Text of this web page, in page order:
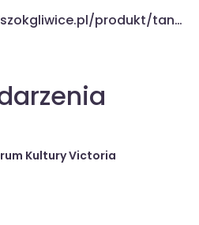
https://szokgliwice.pl/produkt/taneczna-integracja-piatkowy-practis/
Kultury Victoria